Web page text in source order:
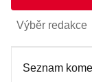
Výběr redakce
Seznam